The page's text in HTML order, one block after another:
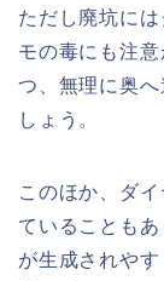
ただし廃坑に
モの毒にも注
つ、無理に奥
しょう。
このほか、ダ
ていることも
が生成されや